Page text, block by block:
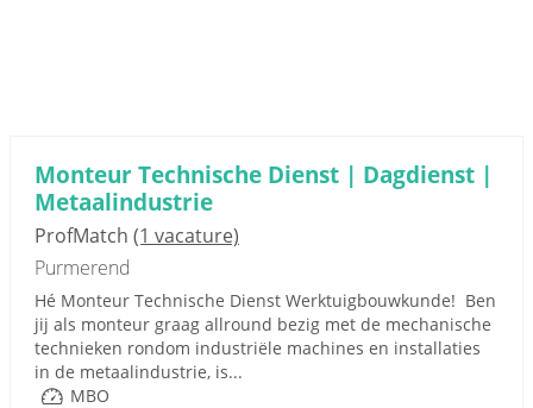
Monteur Technische Dienst | Dagdienst |
Metaalindustrie
ProfMatch (1 vacature)
Purmerend
Hé Monteur Technische Dienst Werktuigbouwkunde! Ben
jij als monteur graag allround bezig met de mechanische
technieken rondom industriële machines en installaties
in de metaalindustrie, is...
MBO